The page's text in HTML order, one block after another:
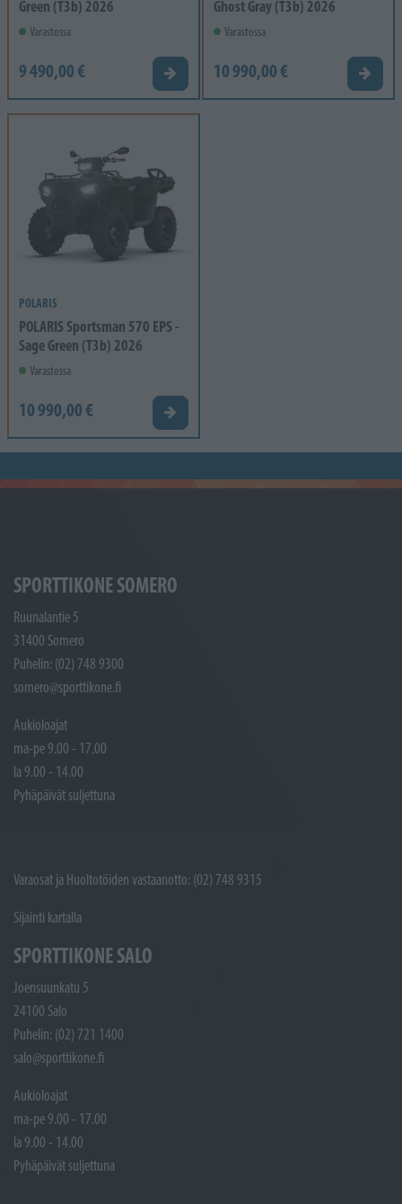
Green (T3b) 2026
Varastossa
9 490,00 € Tarjouspyyntö
Ghost Gray (T3b) 2026
Varastossa
10 990,00 €
POLARIS
POLARIS Sportsman 570 EPS -
Sage Green (T3b) 2026
Varastossa
10 990,00 €
SPORTTIKONE SOMERO
Ruunalantie 5
31400 Somero
Puhelin: (02) 748 9300
somero@sporttikone.fi
Aukioloajat
ma-pe 9.00 - 17.00
la 9.00 - 14.00
Pyhäpäivät suljettuna
Varaosat ja Huoltotöiden vastaanotto: (02) 748 9315
Sijainti kartalla
SPORTTIKONE SALO
Joensuunkatu 5
24100 Salo
Puhelin: (02) 721 1400
salo@sporttikone.fi
Aukioloajat
ma-pe 9.00 - 17.00
la 9.00 - 14.00
Pyhäpäivät suljettuna